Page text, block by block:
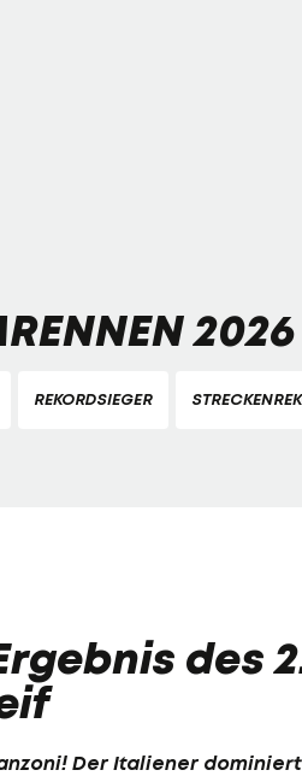
2026
REKORDSIEGER
des
Der Italiener